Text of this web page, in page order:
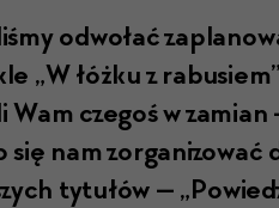
odwołać
„W łóżku z
czegoś w
nam
tytułów —